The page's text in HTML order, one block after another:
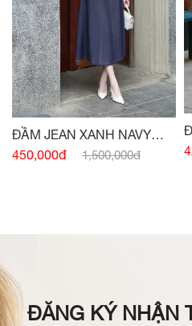
ĐẦM JEAN XANH NAVY
SÁT NÁCH ĐAI EO
450,000đ 1,500,000đ
ĐĂNG KÝ NHẬN